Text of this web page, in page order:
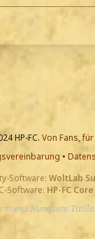
HP-FC. Von Fans,
•
Software: WoltLab
Software: HP-FC Core
Nunquam